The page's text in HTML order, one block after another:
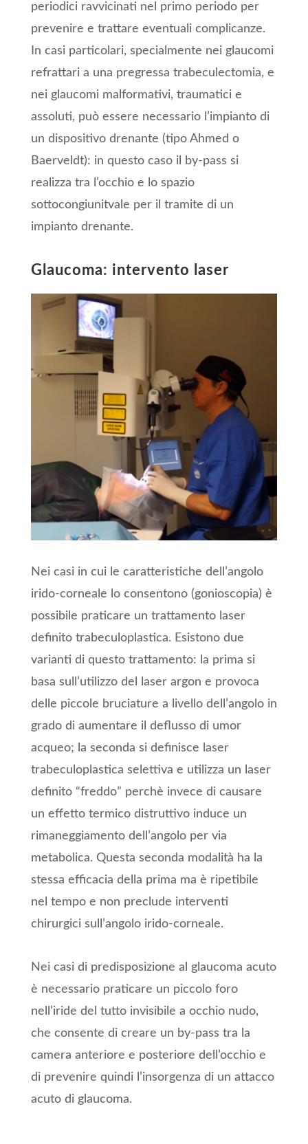
periodici ravvicinati nel primo periodo per
prevenire e trattare eventuali complicanze.
In casi particolari, specialmente nei glaucomi
refrattari a una pregressa trabeculectomia, e
nei glaucomi malformativi, traumatici e
assoluti, può essere necessario l’impianto di
un dispositivo drenante (tipo Ahmed o
Baerveldt): in questo caso il by-pass si
realizza tra l’occhio e lo spazio
sottocongiunitvale per il tramite di un
impianto drenante.
Glaucoma: intervento laser
Nei casi in cui le caratteristiche dell’angolo
irido-corneale lo consentono (gonioscopia) è
possibile praticare un trattamento laser
definito trabeculoplastica. Esistono due
varianti di questo trattamento: la prima si
basa sull’utilizzo del laser argon e provoca
delle piccole bruciature a livello dell’angolo in
grado di aumentare il deflusso di umor
acqueo; la seconda si definisce laser
trabeculoplastica selettiva e utilizza un laser
definito “freddo” perchè invece di causare
un effetto termico distruttivo induce un
rimaneggiamento dell’angolo per via
metabolica. Questa seconda modalità ha la
stessa efficacia della prima ma è ripetibile
nel tempo e non preclude interventi
chirurgici sull’angolo irido-corneale.
Nei casi di predisposizione al glaucoma acuto
è necessario praticare un piccolo foro
nell’iride del tutto invisibile a occhio nudo,
che consente di creare un by-pass tra la
camera anteriore e posteriore dell’occhio e
di prevenire quindi l’insorgenza di un attacco
acuto di glaucoma.